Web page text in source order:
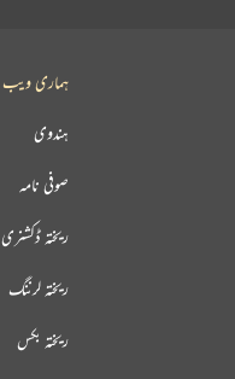
ہماری ویب
ہندوی
صوفی نامہ
ریختہ ڈکشنری
ریختہ لرننگ
ریختہ بکس